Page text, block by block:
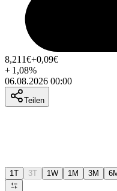
8,211€+0,09€
+ 1,08%
06.08.2026 00:00
Teilen
1T 3T 1W 1M 3M